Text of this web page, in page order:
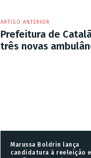
ARTIGO ANTERIOR
Prefeitura de
três novas
Marussa Boldrin lança
candidatura à reeleição e